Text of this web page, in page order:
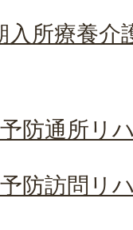
所療養介
防通所リ
防訪問リ